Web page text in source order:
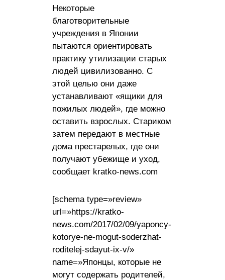
Некоторые
благотворительные
учреждения в Японии
пытаются ориентировать
практику утилизации старых
людей цивилизованно. С
этой целью они даже
устанавливают «ящики для
пожилых людей», где можно
оставить взрослых. Стариком
затем передают в местные
дома престарелых, где они
получают убежище и уход,
сообщает kratko-news.com
[schema type=»review»
url=»https://kratko-
news.com/2017/02/09/yaponcy-
kotorye-ne-mogut-soderzhat-
roditelej-sdayut-ix-v/»
name=»Японцы, которые не
могут содержать родителей,